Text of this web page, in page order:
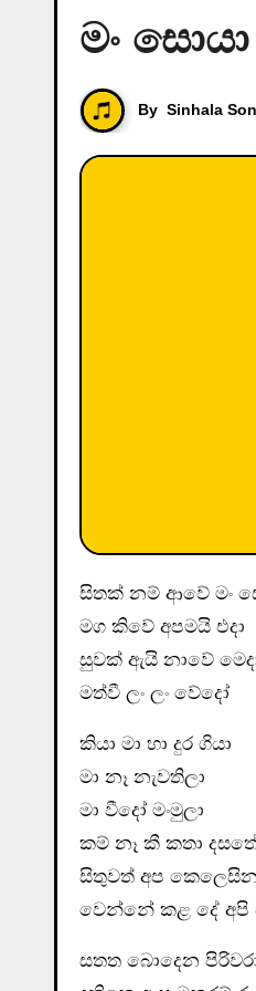
මං සොයා
By Sinhala
සිතක් නම් ආවේ මං
මග කිවේ අපමයි එදා
සුවක් ඇයි නාවේ
මත්වී ලං ලං වේදෝ
කියා මා හා දුර ගියා
මා නෑ නැවතිලා
මා වීදෝ මංමුලා
කම් නෑ කී කතා දසතේ
සිතුවත් අප
වෙන්නේ කළ දේ අපි
සතත බොදෙන